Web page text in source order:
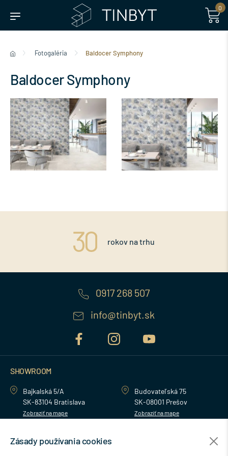
0
Fotogaléria Baldocer Symphony
Baldocer Symphony
rokov na trhu
0917 268 507
info@tinbyt.sk
SHOWROOM
Bajkalská 5/A
SK-83104 Bratislava
Zobraziť na mape
Budovateľská 75
SK-08001 Prešov
Zobraziť na mape
Zásady používania cookies